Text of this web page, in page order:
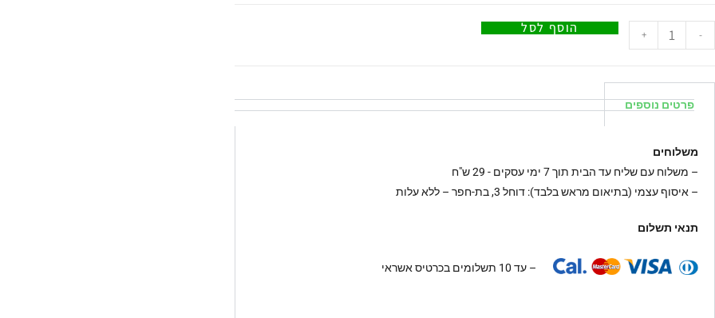
-
+ הוסף לסל
פרטים נוספים
משלוחים
– משלוח עם שליח עד הבית תוך 7 ימי עסקים - 29 ש"ח
– איסוף עצמי (בתיאום מראש בלבד): דוחל 3, בת-חפר – ללא עלות
תנאי תשלום
– עד 10 תשלומים בכרטיס אשראי